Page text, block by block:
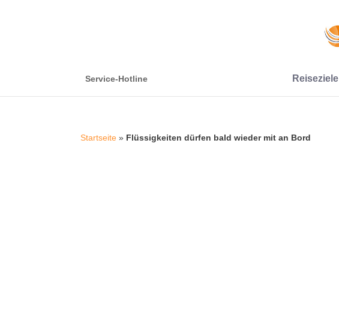
Service-Hotline Reiseziele
Startseite » Flüssigkeiten dürfen bald wieder mit an Bord